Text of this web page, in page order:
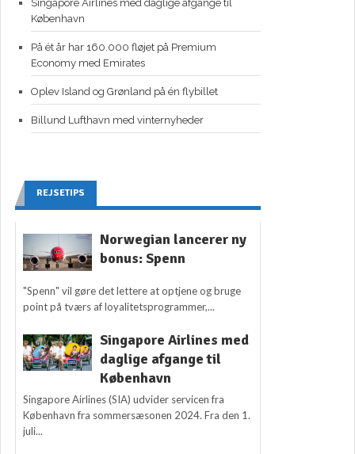
Singapore Airlines med daglige afgange til
København
På ét år har 160.000 fløjet på Premium
Economy med Emirates
Oplev Island og Grønland på én flybillet
Billund Lufthavn med vinternyheder
REJSETIPS
Norwegian lancerer ny
bonus: Spenn
"Spenn" vil gøre det lettere at optjene og bruge
point på tværs af loyalitetsprogrammer,...
Singapore Airlines med
daglige afgange til
København
Singapore Airlines (SIA) udvider servicen fra
København fra sommersæsonen 2024. Fra den 1.
juli...